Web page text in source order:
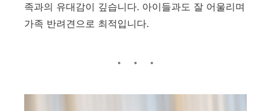
족과의 유대감이 깊습니다. 아이들과도 잘 어울리며
가족 반려견으로 최적입니다.